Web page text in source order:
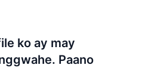
ko ay may
Paano